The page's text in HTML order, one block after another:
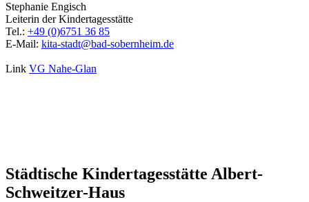
Stephanie Engisch
Leiterin der Kindertagesstätte
Tel.: +49 (0)6751 36 85
E-Mail: kita-stadt@bad-sobernheim.de
Link VG Nahe-Glan
Städtische Kindertagesstätte Albert-
Schweitzer-Haus